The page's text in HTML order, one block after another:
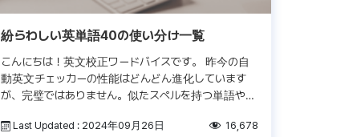
紛らわしい英単語40の使い分け一覧
こんにちは！英文校正ワードバイスです。 昨今の自
動英文チェッカーの性能はどんどん進化しています
が、完璧ではありません。似たスペルを持つ単語や同
す。 英語を勉強したことがある […]
Last Updated : 2024年09月26日 16,678